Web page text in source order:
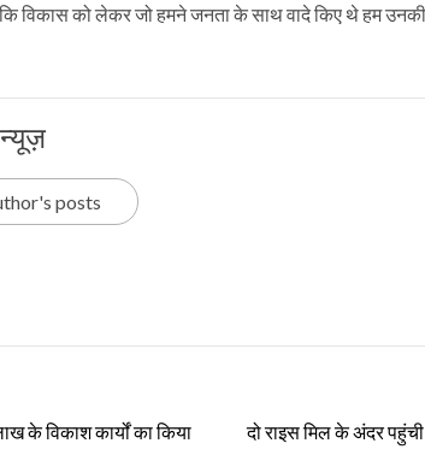
विकास को लेकर जो हमने जनता के साथ वादे किए थे हम
posts
के विकाश कार्यों का किया
दो राइस मिल के अंदर